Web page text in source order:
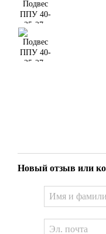
Новый отзыв или